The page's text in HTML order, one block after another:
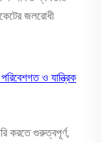
জলরোধী
ও যান্ত্রিক
করতে গুরুত্বপূর্ণ,